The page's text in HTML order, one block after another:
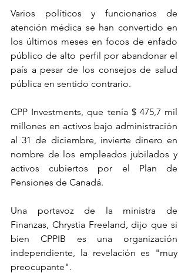
Varios políticos y funcionarios de
atención médica se han convertido en
los últimos meses en focos de enfado
público de alto perfil por abandonar el
país a pesar de los consejos de salud
pública en sentido contrario.
CPP Investments, que tenía $ 475,7 mil
millones en activos bajo administración
al 31 de diciembre, invierte dinero en
nombre de los empleados jubilados y
activos cubiertos por el Plan de
Pensiones de Canadá.
Una portavoz de la ministra de
Finanzas, Chrystia Freeland, dijo que si
bien CPPIB es una organización
independiente, la revelación es "muy
preocupante".